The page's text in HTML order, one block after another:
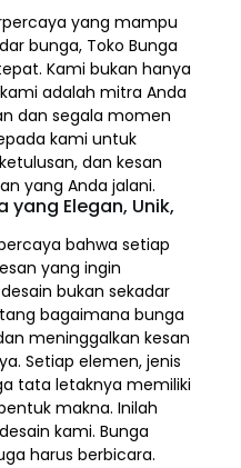
yang mampu
bunga, Toko Bunga
Kami bukan hanya
adalah mitra Anda
dan segala momen
kami untuk
dan kesan
yang Anda jalani.
yang Elegan, Unik,
bahwa setiap
yang ingin
bukan sekadar
bagaimana bunga
meninggalkan kesan
Setiap elemen,jenis
tata letaknya memiliki
makna. Inilah
kami. Bunga
harus berbicara.